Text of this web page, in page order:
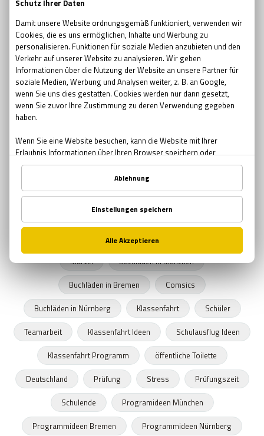
escape room movie
no escape room
escape room 2017
Ostern
Ostern in Bremen
Ostern in München
Ostern in Nürnberg
Teambuilding
Teambuilding Möglichkeiten Bremen
Teambuilding Möglichkeiten Nürnberg
Muttertag
Geschenke zum Muttertag
Mutter-Tochter Aktivitäten Nürnberg
Mutter-Tochter Aktivitäten Bremen
Mutter-Tochter Aktivitäten München
Marvel
Buchläden in München
Buchläden in Bremen
Comsics
Buchläden in Nürnberg
Klassenfahrt
Schüler
Teamarbeit
Klassenfahrt Ideen
Schulausflug Ideen
Klassenfahrt Programm
öffentliche Toilette
Deutschland
Prüfung Stress
Prüfungszeit
Schulende
Programideen München
Programmideen Bremen
Programmideen Nürnberg